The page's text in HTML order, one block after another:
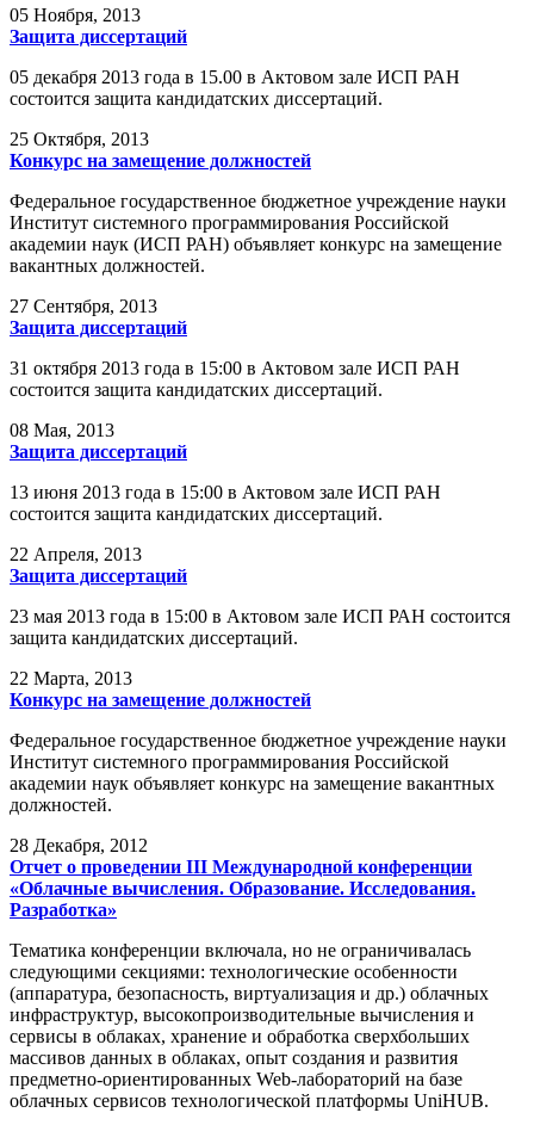
05 Ноября, 2013
Защита диссертаций
05 декабря 2013 года в 15.00 в Актовом зале ИСП РАН
состоится защита кандидатских диссертаций.
25 Октября, 2013
Конкурс на замещение должностей
Федеральное государственное бюджетное учреждение науки
Институт системного программирования Российской
академии наук (ИСП РАН) объявляет конкурс на замещение
вакантных должностей.
27 Сентября, 2013
Защита диссертаций
31 октября 2013 года в 15:00 в Актовом зале ИСП РАН
состоится защита кандидатских диссертаций.
08 Мая, 2013
Защита диссертаций
13 июня 2013 года в 15:00 в Актовом зале ИСП РАН
состоится защита кандидатских диссертаций.
22 Апреля, 2013
Защита диссертаций
23 мая 2013 года в 15:00 в Актовом зале ИСП РАН состоится
защита кандидатских диссертаций.
22 Марта, 2013
Конкурс на замещение должностей
Федеральное государственное бюджетное учреждение науки
Институт системного программирования Российской
академии наук объявляет конкурс на замещение вакантных
должностей.
28 Декабря, 2012
Отчет о проведении III Международной конференции
«Облачные вычисления. Образование. Исследования.
Разработка»
Тематика конференции включала, но не ограничивалась
следующими секциями: технологические особенности
(аппаратура, безопасность, виртуализация и др.) облачных
инфраструктур, высокопроизводительные вычисления и
сервисы в облаках, хранение и обработка сверхбольших
массивов данных в облаках, опыт создания и развития
предметно-ориентированных Web-лабораторий на базе
облачных сервисов технологической платформы UniHUB.